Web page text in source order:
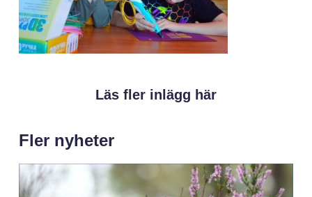
Läs fler inlägg här
Fler nyheter